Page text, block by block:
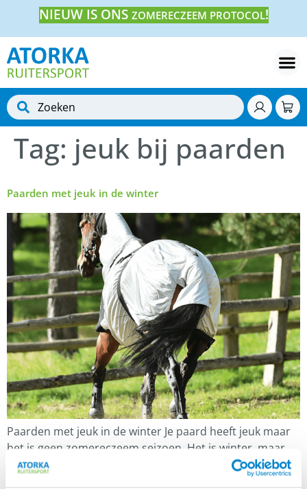
NIEUW IS ONS ZOMERECZEEM PROTOCOL!
Tag: jeuk bij paarden
Paarden met jeuk in de winter
Paarden met jeuk in de winter Je paard heeft jeuk maar
het is geen zomereczeem seizoen. Het is winter, maar
een zachte natte en soms zelfs warme winter. Het is om
gek van te worden, je paard heeft inmiddels bijna